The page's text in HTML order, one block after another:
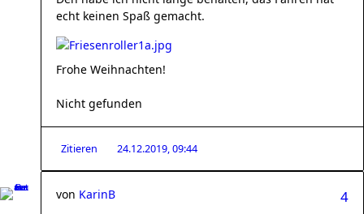
echt keinen Spaß gemacht.
Frohe Weihnachten!
Nicht gefunden
Zitieren 24.12.2019, 09:44
4
von KarinB